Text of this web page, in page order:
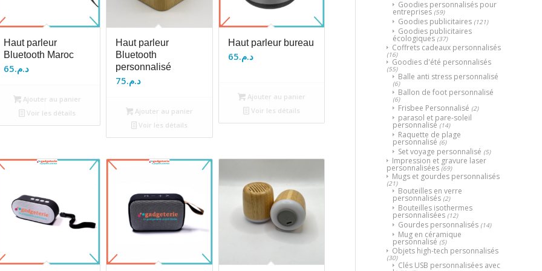
Haut parleur
Bluetooth Maroc
د.م.65
Ajouter au panier
Voir les détails
Haut parleur
Bluetooth
personnalisé
د.م.75
Ajouter au panier
Voir les détails
Haut parleur bureau
د.م.65
Ajouter au panier
Voir les détails
Goodies personnalisés pour
entreprises (59)
Goodies publicitaires (121)
Goodies publicitaires
écologiques (37)
Coffrets cadeaux personnalisés
(16)
Goodies d'été personnalisés
(55)
Balle anti stress personnalisé
(6)
Ballon de foot personnalisé
(6)
Frisbee Personnalisé (2)
parasol et pare-soleil
personnalisé (14)
Raquette de plage
personnalisé (6)
Set voyage personnalisé (5)
Impression et gravure laser
personnalisées (69)
Mugs et gourdes personnalisés
(21)
Bouteilles en verre
personnalisés (2)
Bouteilles isothermes
personnalisées (12)
Gourdes personnalisés (14)
Mug en céramique
personnalisé (5)
Objets high-tech personnalisés
(30)
Clés USB personnalisées avec